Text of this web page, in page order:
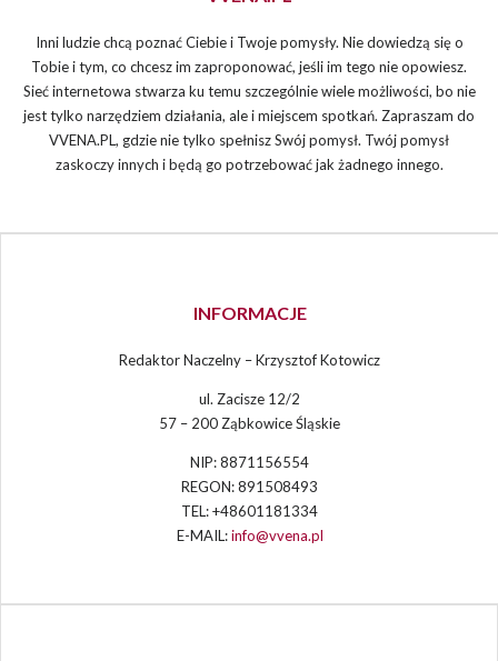
Inni ludzie chcą poznać Ciebie i Twoje pomysły. Nie dowiedzą się o
Tobie i tym, co chcesz im zaproponować, jeśli im tego nie opowiesz.
Sieć internetowa stwarza ku temu szczególnie wiele możliwości, bo nie
jest tylko narzędziem działania, ale i miejscem spotkań. Zapraszam do
VVENA.PL, gdzie nie tylko spełnisz Swój pomysł. Twój pomysł
zaskoczy innych i będą go potrzebować jak żadnego innego.
INFORMACJE
Redaktor Naczelny – Krzysztof Kotowicz
ul. Zacisze 12/2
57 – 200 Ząbkowice Śląskie
NIP: 8871156554
REGON: 891508493
TEL: +48601181334
E-MAIL:info@vvena.pl